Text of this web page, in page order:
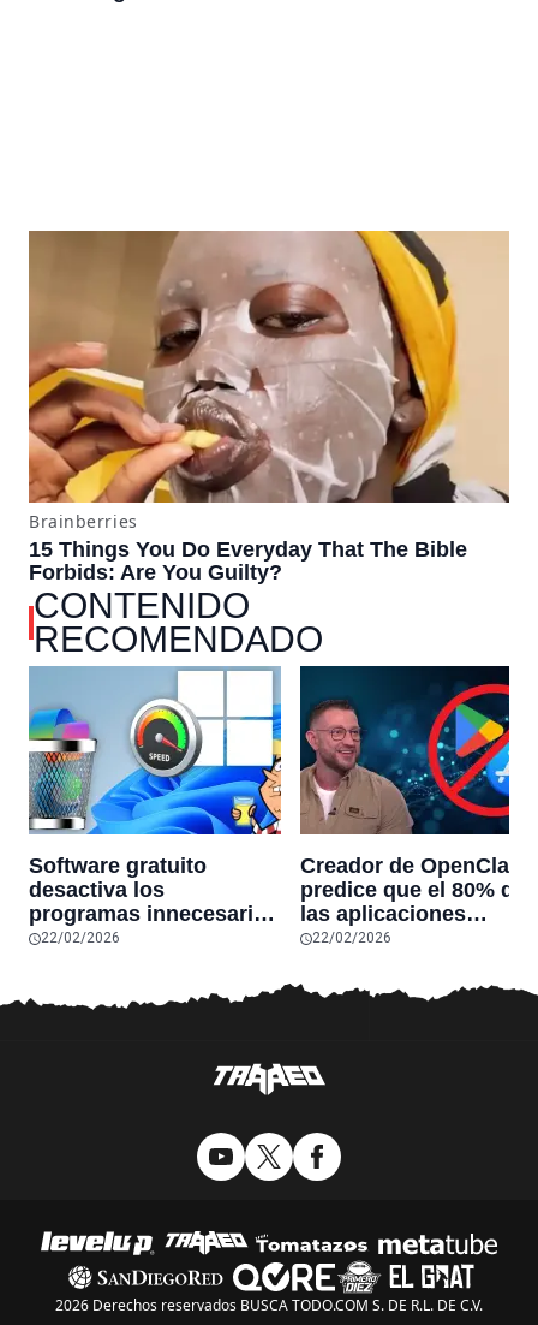
CONTENIDO
RECOMENDADO
Software gratuito
desactiva los
programas innecesarios
de Windows 11 y
reduciendo el uso de la
RAM y mucho más
22/02/2026
Creador de OpenClaw
predice que el 80% de
las aplicaciones
actuales
sobrevivirán las
aplicaciones con
hardware
22/02/2026
2026 Derechos reservados BUSCA TODO.COM S. DE R.L. DE C.V.